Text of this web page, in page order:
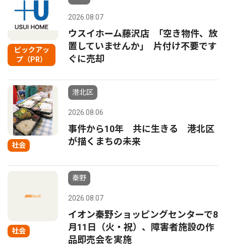
ピックアッ
プ（PR）
2026.08.07
ウスイホーム藤沢店 ｢空き物件、放
置していませんか｣ 片付け不要です
ぐに売却
社会
港北区
2026.08.06
事件から10年 共に生きる 港北区
が描くまちの未来
社会
秦野
2026.08.07
イオン秦野ショッピングセンターで8
月11日（火・祝）、障害者施設の作
品即売会を実施